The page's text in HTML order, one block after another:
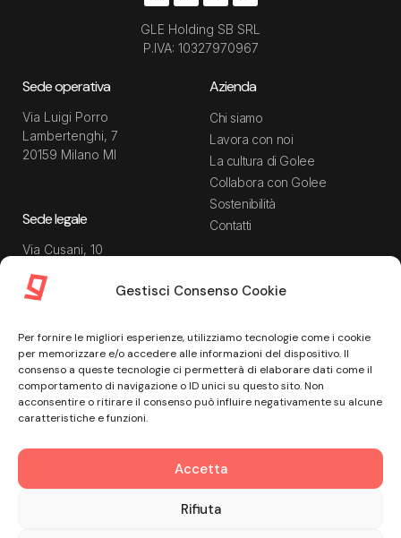
Gestisci Consenso Cookie
Per fornire le migliori esperienze, utilizziamo tecnologie come i cookie
per memorizzare e/o accedere alle informazioni del dispositivo. Il
consenso a queste tecnologie ci permetterà di elaborare dati come il
comportamento di navigazione o ID unici su questo sito. Non
acconsentire o ritirare il consenso può influire negativamente su alcune
caratteristiche e funzioni.
Accetta
Rifiuta
GLE Holding SB SRL
P.IVA: 10327970967
Sede operativa
Via Luigi Porro
Lambertenghi, 7
20159 Milano MI
Sede legale
Via Cusani, 10
Azienda
Chi siamo
Lavora con noi
La cultura di Golee
Collabora con Golee
Sostenibilità
Contatti
Guide
Modulistica
Webinar
Centro assistenza
Privacy Policy
Data Processing Agreement
Termini e condizioni di
servizio
Informativa Privacy Recruiting
Cookie Policy
Misure di sicurezza